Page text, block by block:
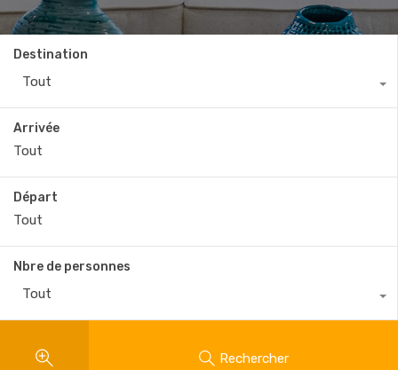
Destination
Tout
Arrivée
Départ
Nbre de personnes
Tout
Rechercher